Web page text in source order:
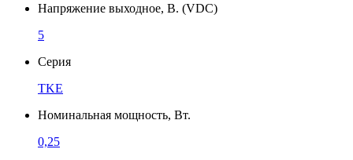
Напряжение выходное, В. (VDC)
5
Серия
TKE
Номинальная мощность, Вт.
0,25